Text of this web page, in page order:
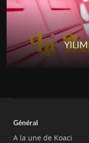
Général
A la une de Koaci